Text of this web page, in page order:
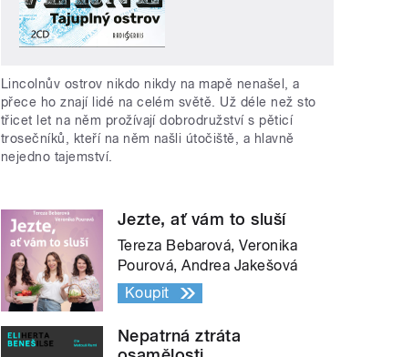
Lincolnův ostrov nikdo nikdy na mapě nenašel, a
přece ho znají lidé na celém světě. Už déle než sto
třicet let na něm prožívají dobrodružství s pěticí
trosečníků, kteří na něm našli útočiště, a hlavně
nejedno tajemství.
Jezte, ať vám to sluší
Tereza Bebarová, Veronika
Pourová, Andrea Jakešová
Koupit
Nepatrná ztráta